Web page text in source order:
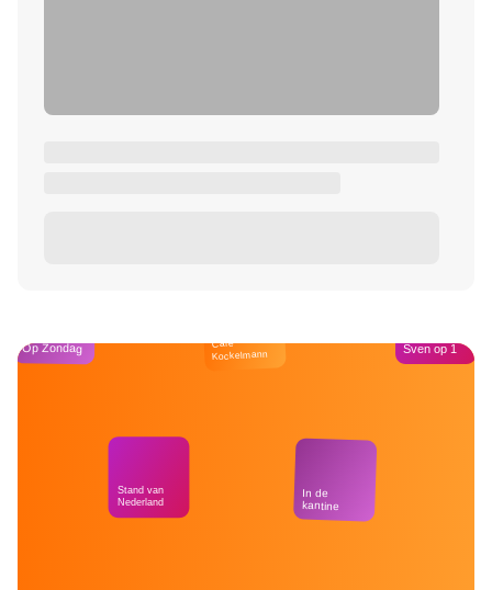
Op Zondag
Stand van
Nederland
Café
Kockelmann
In de
kantine
Sven op 1